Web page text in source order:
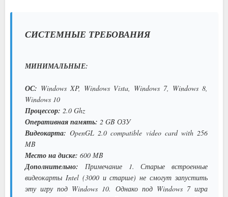
СИСТЕМНЫЕ ТРЕБОВАНИЯ
МИНИМАЛЬНЫЕ:
ОС: Windows XP, Windows Vista, Windows 7, Windows 8,
Windows 10
Процессор: 2.0 Ghz
Оперативная память: 2 GB ОЗУ
Видеокарта: OpenGL 2.0 compatible video card with 256
MB
Место на диске: 600 MB
Дополнительно: Примечание 1. Старые встроенные
видеокарты Intel (3000 и старше) не смогут запустить
эту игру под Windows 10. Однако под Windows 7 игра